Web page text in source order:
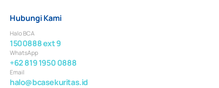
Hubungi Kami
Halo BCA
1500888 ext 9
WhatsApp
+62 819 1950 0888
Email
halo@bcasekuritas.id